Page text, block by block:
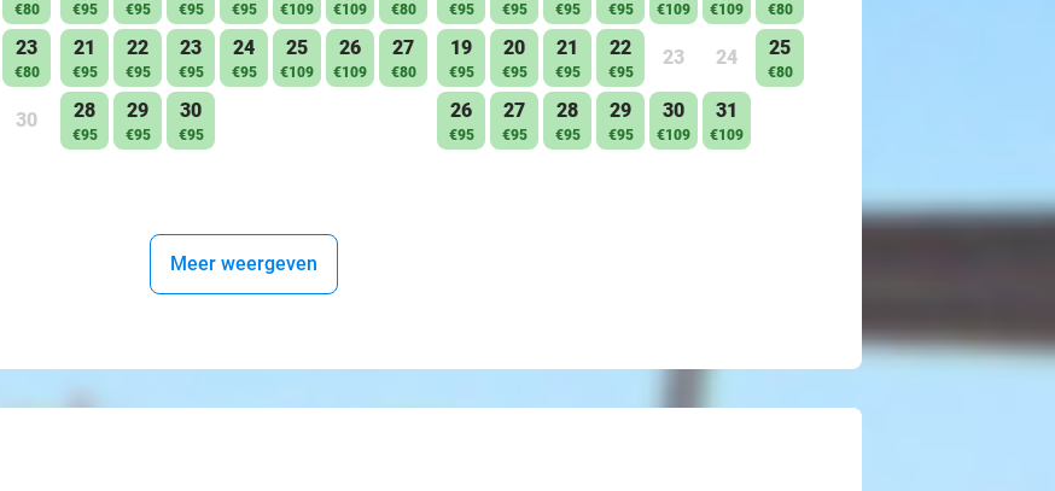
€80
23
€80
30
€95 €95 €95 €95 €109 €109 €80
21
€95
22
€95
23
€95
24
€95
25
€109
26
€109
27
€80
28
€95
29
€95
30
€95
€95 €95 €95 €95 €109 €109 €80
19
€95
20
€95
21
€95
22
€95
23 24 25
€80
26
€95
27
€95
28
€95
29
€95
30
€109
31
€109
Meer weergeven